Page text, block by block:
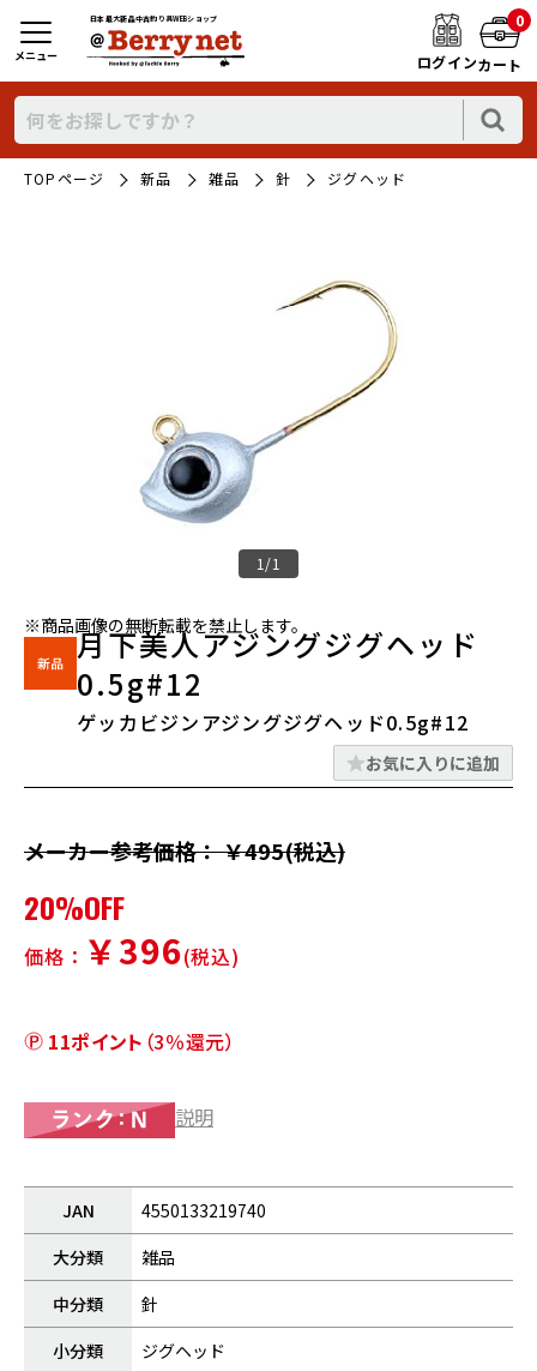
日本最大新品中古釣り具WEBショップ
ログイン
0
カート
メニュー
TOPページ 新品 雑品 針 ジグヘッド
1/1
※商品画像の無断転載を禁止します。
月下美人アジングジグヘッド
0.5g#12
ゲッカビジンアジングジグヘッド0.5g#12
お気に入りに追加
メーカー参考価格： ￥495(税込)
20%OFF
価格： ￥396(税込)
11ポイント （3％還元）
説明
JAN
4550133219740
大分類
雑品
中分類
針
小分類
ジグヘッド